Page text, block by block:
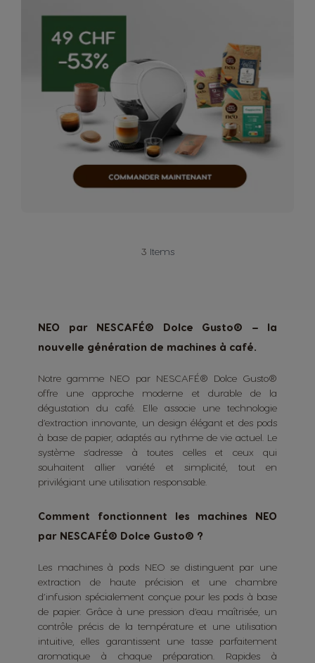
3 Items
NEO par NESCAFÉ® Dolce Gusto® – la
nouvelle génération de machines à café.
Notre gamme NEO par NESCAFÉ® Dolce Gusto®
offre une approche moderne et durable de la
dégustation du café. Elle associe une technologie
d’extraction innovante, un design élégant et des pods
à base de papier, adaptés au rythme de vie actuel. Le
système s’adresse à toutes celles et ceux qui
souhaitent allier variété et simplicité, tout en
privilégiant une utilisation responsable.
Comment fonctionnent les machines NEO
par NESCAFÉ® Dolce Gusto® ?
Les machines à pods NEO se distinguent par une
extraction de haute précision et une chambre
d’infusion spécialement conçue pour les pods à base
de papier. Grâce à une pression d’eau maîtrisée, un
contrôle précis de la température et une utilisation
intuitive, elles garantissent une tasse parfaitement
aromatique à chaque préparation. Rapides à